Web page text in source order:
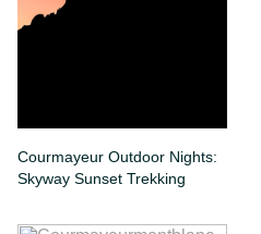
Courmayeur Outdoor Nights:
Skyway Sunset Trekking